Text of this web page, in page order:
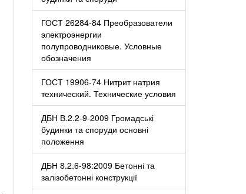
ГОСТ 26284-84 Преобразователи
электроэнергии
полупроводниковые. Условные
обозначения
ГОСТ 19906-74 Нитрит натрия
технический. Технические условия
ДБН В.2.2-9-2009 Громадські
будинки та споруди основні
положення
ДБН 8.2.6-98:2009 Бетонні та
залізобетонні конструкції